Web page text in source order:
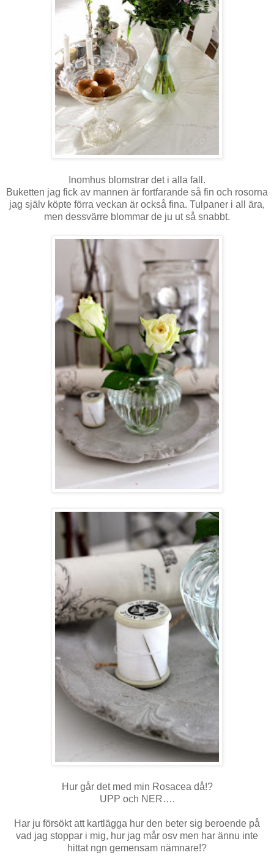
Inomhus blomstrar det i alla fall.
Buketten jag fick av mannen är fortfarande så fin och rosorna
jag själv köpte förra veckan är också fina. Tulpaner i all ära,
men dessvärre blommar de ju ut så snabbt.
Hur går det med min Rosacea då!?
UPP och NER….
Har ju försökt att kartlägga hur den beter sig beroende på
vad jag stoppar i mig, hur jag mår osv men har ännu inte
hittat ngn gemensam nämnare!?